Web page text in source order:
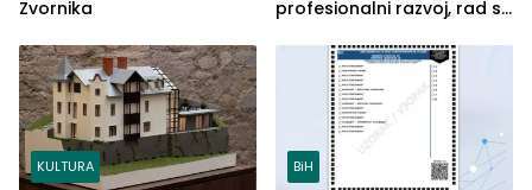
Zvornika
profesionalni razvoj, rad sa
služba građanima
KULTURA BiH